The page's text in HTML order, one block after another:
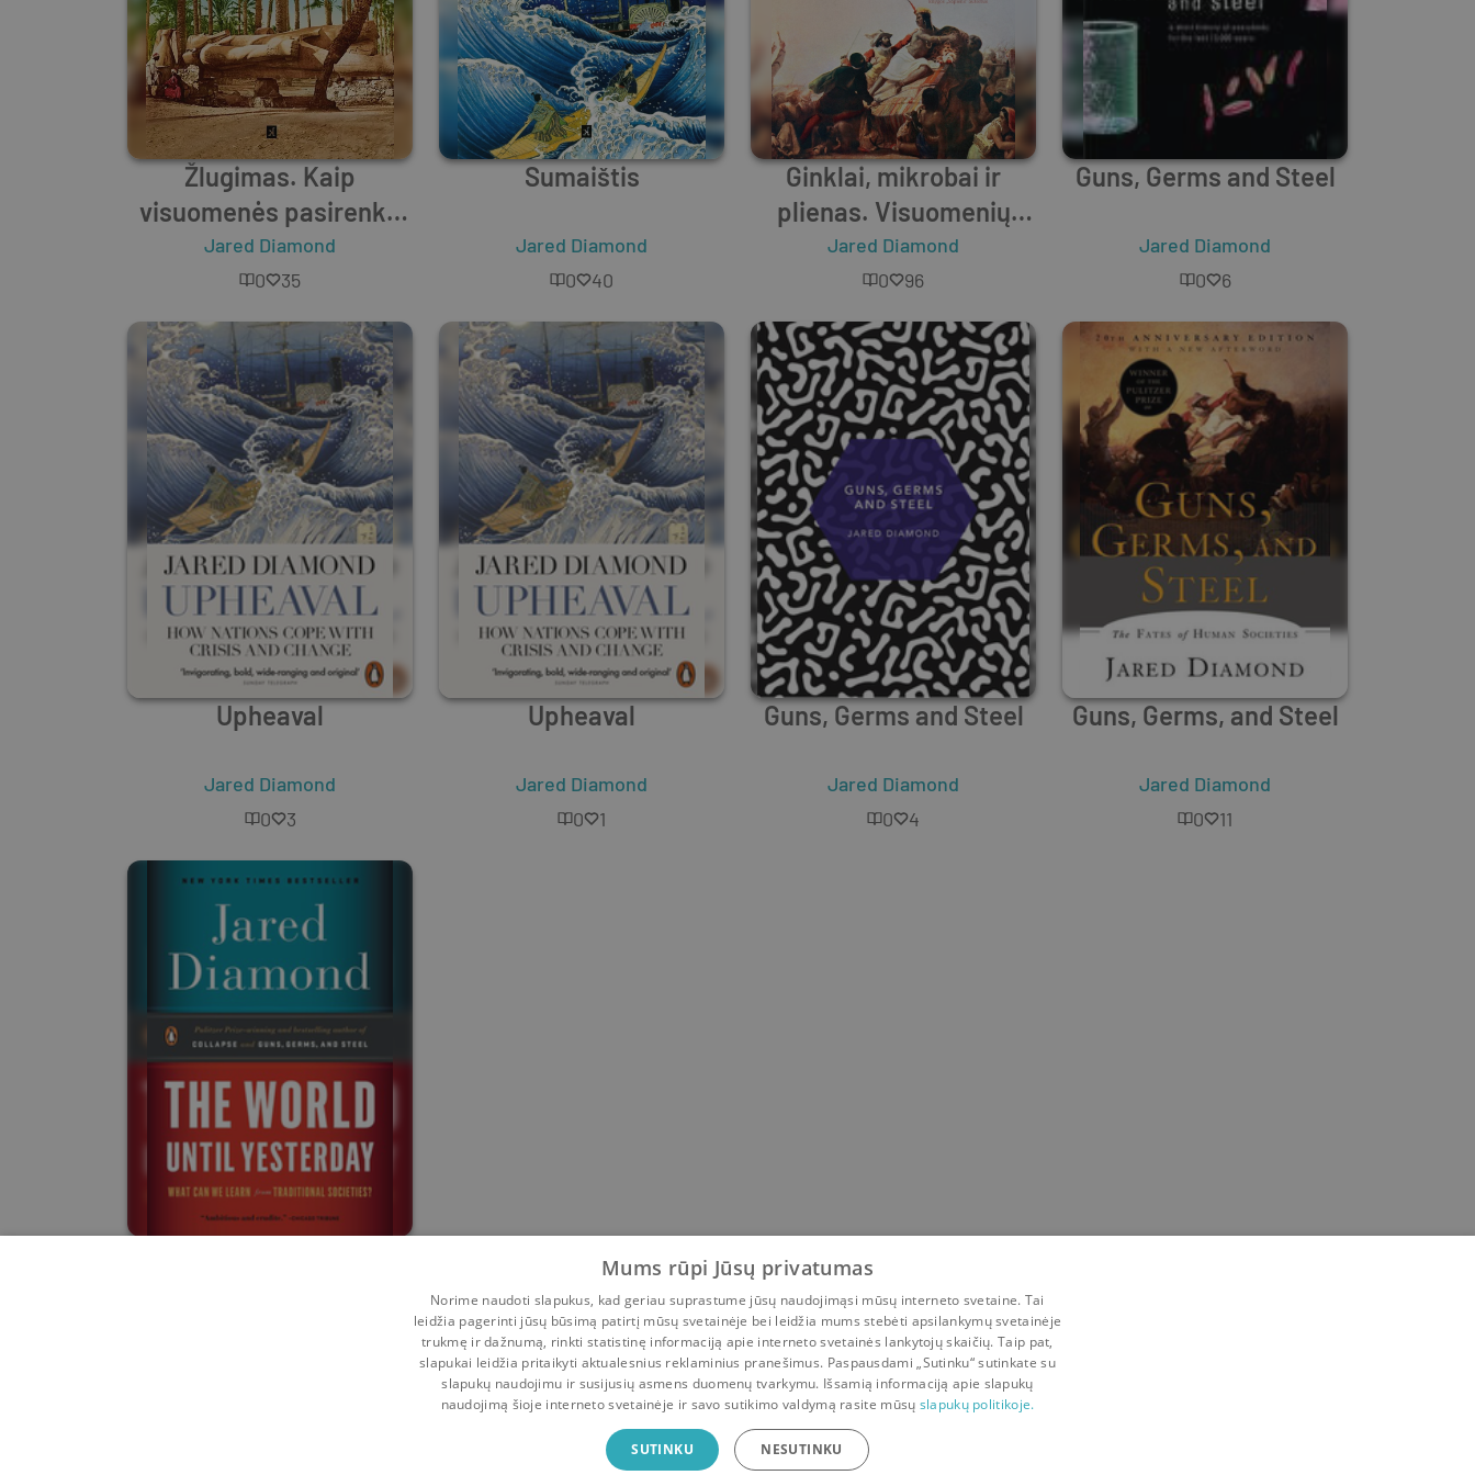
Žlugimas. Kaip
visuomenės pasirenka
sėkmę arba pragaištį
Jared Diamond
0
35
Sumaištis
Jared Diamond
0
40
Ginklai, mikrobai ir
plienas. Visuomenių
likimas
Jared Diamond
0
96
Guns, Germs and Steel
Jared Diamond
0
6
Upheaval
Jared Diamond
0
3
Upheaval
Jared Diamond
0
1
Guns, Germs and Steel
Jared Diamond
0
4
Guns, Germs, and Steel
Jared Diamond
0
11
Mums rūpi Jūsų privatumas
Norime naudoti slapukus, kad geriau suprastume jūsų naudojimąsi mūsų interneto svetaine. Tai
leidžia pagerinti jūsų būsimą patirtį mūsų svetainėje bei leidžia mums stebėti apsilankymų svetainėje
trukmę ir dažnumą, rinkti statistinę informaciją apie interneto svetainės lankytojų skaičių. Taip pat,
slapukai leidžia pritaikyti aktualesnius reklaminius pranešimus. Paspausdami „Sutinku“ sutinkate su
slapukų naudojimu ir susijusių asmens duomenų tvarkymu. Išsamią informaciją apie slapukų
naudojimą šioje interneto svetainėje ir savo sutikimo valdymą rasite mūsų slapukų politikoje.
SUTINKU NESUTINKU